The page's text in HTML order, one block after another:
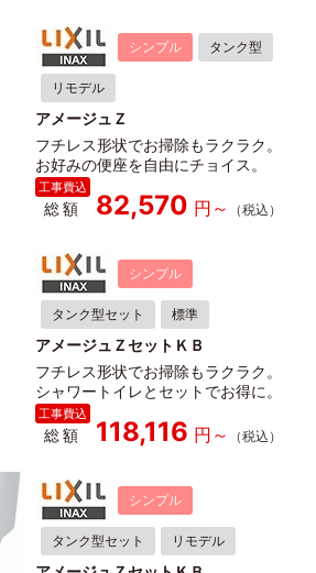
シンプル タンク型
リモデル
アメージュＺ
フチレス形状でお掃除もラクラク。
お好みの便座を自由にチョイス。
総額 82,570
シンプル
タンク型セット 標準
アメージュＺセットＫＢ
フチレス形状でお掃除もラクラク。
シャワートイレとセットでお得に。
総額 118,116
シンプル
タンク型セット リモデル